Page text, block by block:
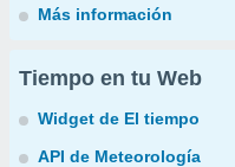
Más información
Tiempo en tu Web
Widget de El tiempo
API de Meteorología